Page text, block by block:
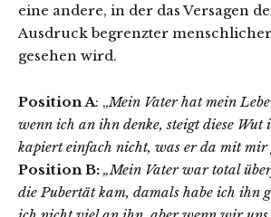
eine andere, in der das Versagen
Ausdruck begrenzter
gesehen wird.
Position A: „Mein Vater hat mein
wenn ich an ihn denke, steigt diese
kapiert einfach nicht, was er da mit mir
Position B: „Mein Vater war total
die Pubertät kam, damals habe ich ihn